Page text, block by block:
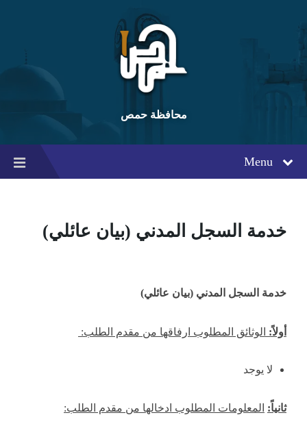
content
main
navigation
footer
محافظة حمص
Menu
خدمة السجل المدني (بيان عائلي)
خدمة السجل المدني (بيان عائلي)
أولاً: الوثائق المطلوب ارفاقها من مقدم الطلب:
لا يوجد
ثانياً: المعلومات المطلوب ادخالها من مقدم الطلب: